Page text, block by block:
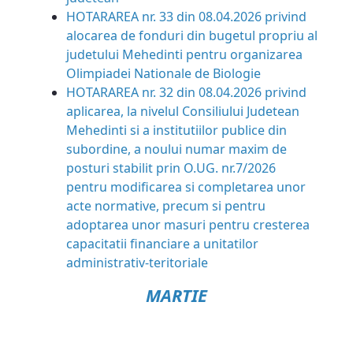
HOTARAREA nr. 33 din 08.04.2026 privind
alocarea de fonduri din bugetul propriu al
judetului Mehedinti pentru organizarea
Olimpiadei Nationale de Biologie
HOTARAREA nr. 32 din 08.04.2026 privind
aplicarea, la nivelul Consiliului Judetean
Mehedinti si a institutiilor publice din
subordine, a noului numar maxim de
posturi stabilit prin O.UG. nr.7/2026
pentru modificarea si completarea unor
acte normative, precum si pentru
adoptarea unor masuri pentru cresterea
capacitatii financiare a unitatilor
administrativ-teritoriale
MARTIE